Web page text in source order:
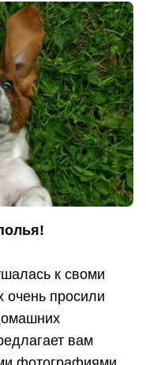
к своми
очень просили
вам